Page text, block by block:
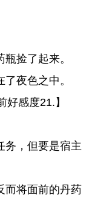
捡了起来。
夜色之中。
感度21.】
，但要是宿主
将面前的丹药